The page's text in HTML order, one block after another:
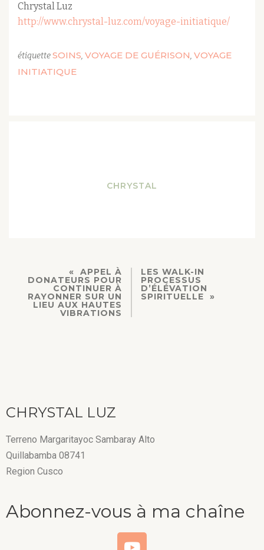
Chrystal Luz
http://www.chrystal-luz.com/voyage-initiatique/
étiquetteSOINS, VOYAGE DE GUÉRISON, VOYAGE
INITIATIQUE
CHRYSTAL
APPEL À
DONATEURS POUR
CONTINUER À
RAYONNER SUR UN
LIEU AUX HAUTES
VIBRATIONS
LES WALK-IN
PROCESSUS
D’ÉLÉVATION
SPIRITUELLE
CHRYSTAL LUZ
Terreno Margaritayoc Sambaray Alto
Quillabamba 08741
Region Cusco
Abonnez-vous à ma chaîne